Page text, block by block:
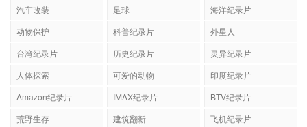
汽车改装
足球
海洋纪录片
动物保护
科普纪录片
外星人
台湾纪录片
历史纪录片
灵异纪录片
人体探索
可爱的动物
印度纪录片
Amazon纪录片
IMAX纪录片
BTV纪录片
荒野生存
建筑翻新
飞机纪录片